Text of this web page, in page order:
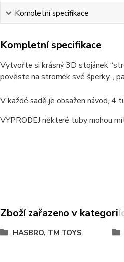
Kompletní specifikace
Kompletní specifikace
Vytvořte si krásný 3D stojánek
pověste na stromek své šperky. ,
V každé sadě je obsažen návod, 4
VYPRODEJ některé tuby mohou
Zboží zařazeno v
HASBRO, TM TOYS